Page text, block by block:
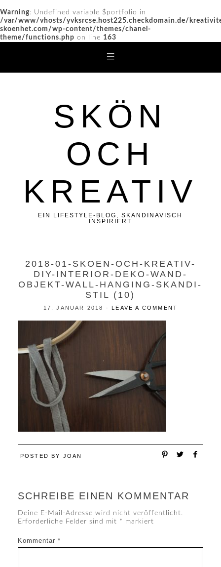
Warning: Undefined variable $portfolio in
/var/www/vhosts/yvksrcse.host225.checkdomain.de/
skoenhet.com/wp-content/themes/chanel-
theme/functions.php on line 163
SKÖN
OCH
KREATIV
EIN LIFESTYLE-BLOG, SKANDINAVISCH
INSPIRIERT
2018-01-SKOEN-OCH-KREATIV-
DIY-INTERIOR-DEKO-WAND-
OBJEKT-WALL-HANGING-SKANDI-
STIL (10)
17. JANUAR 2018 ·LEAVE A COMMENT
POSTED BY JOAN
SCHREIBE EINEN KOMMENTAR
Deine E-Mail-Adresse wird nicht veröffentlicht.
Erforderliche Felder sind mit * markiert
Kommentar *